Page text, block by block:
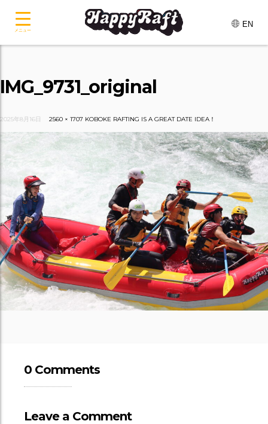
EN
IMG_9731_original
2025年8月16日 2560 × 1707 KOBOKE RAFTING IS A GREAT DATE IDEA！
0 Comments
Leave a Comment
メニュー